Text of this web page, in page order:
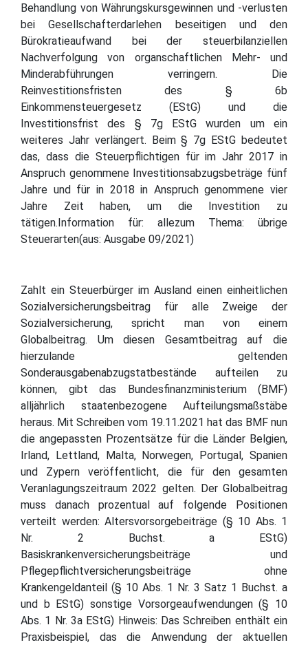
Behandlung von Währungskursgewinnen und -verlusten
bei Gesellschafterdarlehen beseitigen und den
Bürokratieaufwand bei der steuerbilanziellen
Nachverfolgung von organschaftlichen Mehr- und
Minderabführungen verringern. Die
Reinvestitionsfristen des § 6b
Einkommensteuergesetz (EStG) und die
Investitionsfrist des § 7g EStG wurden um ein
weiteres Jahr verlängert. Beim § 7g EStG bedeutet
das, dass die Steuerpflichtigen für im Jahr 2017 in
Anspruch genommene Investitionsabzugsbeträge fünf
Jahre und für in 2018 in Anspruch genommene vier
Jahre Zeit haben, um die Investition zu
tätigen.Information für: allezum Thema: übrige
Steuerarten(aus: Ausgabe 09/2021)
Zahlt ein Steuerbürger im Ausland einen einheitlichen
Sozialversicherungsbeitrag für alle Zweige der
Sozialversicherung, spricht man von einem
Globalbeitrag. Um diesen Gesamtbeitrag auf die
hierzulande geltenden
Sonderausgabenabzugstatbestände aufteilen zu
können, gibt das Bundesfinanzministerium (BMF)
alljährlich staatenbezogene Aufteilungsmaßstäbe
heraus. Mit Schreiben vom 19.11.2021 hat das BMF nun
die angepassten Prozentsätze für die Länder Belgien,
Irland, Lettland, Malta, Norwegen, Portugal, Spanien
und Zypern veröffentlicht, die für den gesamten
Veranlagungszeitraum 2022 gelten. Der Globalbeitrag
muss danach prozentual auf folgende Positionen
verteilt werden: Altersvorsorgebeiträge (§ 10 Abs. 1
Nr. 2 Buchst. a EStG)
Basiskrankenversicherungsbeiträge und
Pflegepflichtversicherungsbeiträge ohne
Krankengeldanteil (§ 10 Abs. 1 Nr. 3 Satz 1 Buchst. a
und b EStG) sonstige Vorsorgeaufwendungen (§ 10
Abs. 1 Nr. 3a EStG) Hinweis: Das Schreiben enthält ein
Praxisbeispiel, das die Anwendung der aktuellen